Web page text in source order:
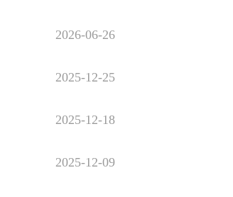
2026-06-26
2025-12-25
2025-12-18
2025-12-09